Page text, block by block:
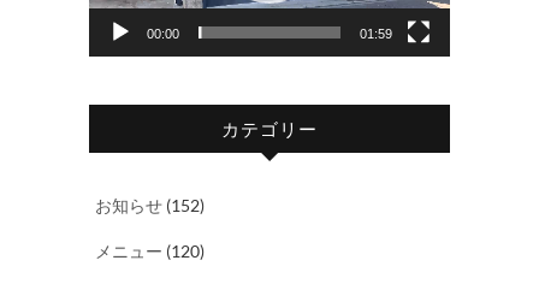
00:00 01:59
カテゴリー
お知らせ (152)
メニュー (120)